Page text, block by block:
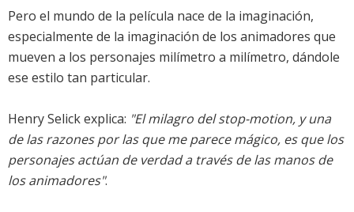
Pero el mundo de la película nace de la imaginación,
especialmente de la imaginación de los animadores que
mueven a los personajes milímetro a milímetro, dándole
ese estilo tan particular.
Henry Selick explica: "El milagro del stop-motion, y una
de las razones por las que me parece mágico, es que los
personajes actúan de verdad a través de las manos de
los animadores".